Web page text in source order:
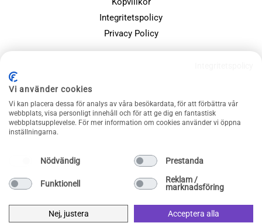
Integritetspolicy
Privacy Policy
Julklappsspelet
Merchandise
Vi använder cookies
Vi kan placera dessa för analys av våra besökardata, för att förbättra vår
webbplats, visa personligt innehåll och för att ge dig en fantastisk
webbplatsupplevelse. För mer information om cookies använder vi öppna
inställningarna.
Nödvändig Prestanda
Funktionell
Reklam /
marknadsföring
Nej, justera Acceptera alla